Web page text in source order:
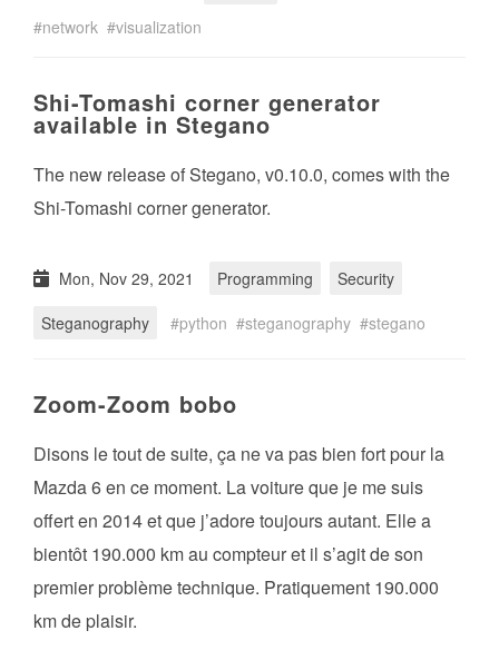
network
visualization
Shi-Tomashi corner generator
available in Stegano
The new release of Stegano, v0.10.0, comes with the
Shi-Tomashi corner generator.
Mon, Nov 29, 2021 Programming
Security
Steganography
python steganography stegano
Zoom-Zoom bobo
Disons le tout de suite, ça ne va pas bien fort pour la
Mazda 6 en ce moment. La voiture que je me suis
offert en 2014 et que j’adore toujours autant. Elle a
bientôt 190.000 km au compteur et il s’agit de son
premier problème technique. Pratiquement 190.000
km de plaisir.